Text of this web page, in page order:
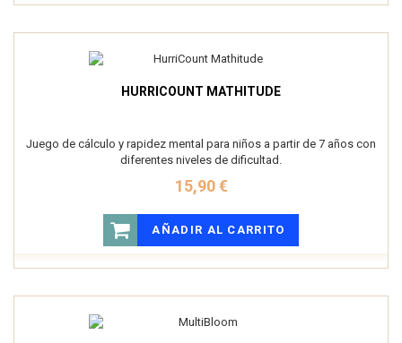
HURRICOUNT MATHITUDE
Juego de cálculo y rapidez mental para niños a partir de 7 años con
diferentes niveles de dificultad.
15,90 €
AÑADIR AL CARRITO